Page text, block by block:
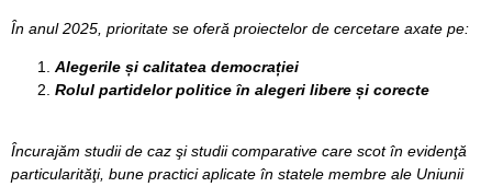
În anul 2025, prioritate se oferă proiectelor de cercetare axate pe:
Alegerile și calitatea democrației
Rolul partidelor politice în alegeri libere și corecte
Încurajăm studii de caz şi studii comparative care scot în evidenţă
particularităţi, bune practici aplicate în statele membre ale Uniunii